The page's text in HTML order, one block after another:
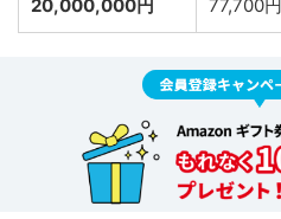
20,000,000円 77,700円